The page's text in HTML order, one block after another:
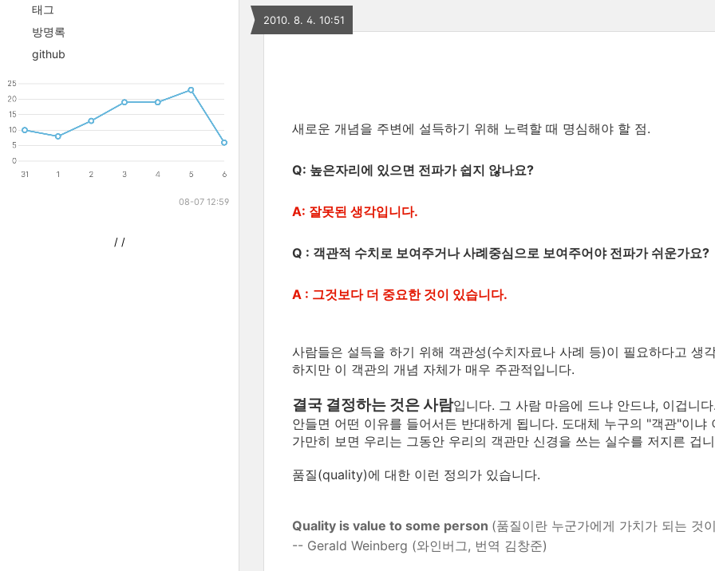
태그
방명록
github
08-07 12:59
/ /
2010. 8. 4. 10:51
새로운 개념을 주변에 설득하기 위해 노력할 때 명심해야 할 점.
Q: 높은자리에 있으면 전파가 쉽지 않나요?
A: 잘못된 생각입니다.
Q : 객관적 수치로 보여주거나 사례중심으로 보여주어야 전파가 쉬운가요?
A : 그것보다 더 중요한 것이 있습니다.
사람들은 설득을 하기 위해 객관성(수치자료나 사례 등)이 필요하다고 생
하지만 이 객관의 개념 자체가 매우 주관적입니다.
결국 결정하는 것은 사람입니다. 그 사람 마음에 드냐 안드냐, 이겁니
안들면 어떤 이유를 들어서든 반대하게 됩니다. 도대체 누구의 "객관"이냐
가만히 보면 우리는 그동안 우리의 객관만 신경을 쓰는 실수를 저지른 겁
품질(quality)에 대한 이런 정의가 있습니다.
Quality is value to some person (품질이란 누군가에게 가치가 되는 것
-- Gerald Weinberg (와인버그, 번역 김창준)